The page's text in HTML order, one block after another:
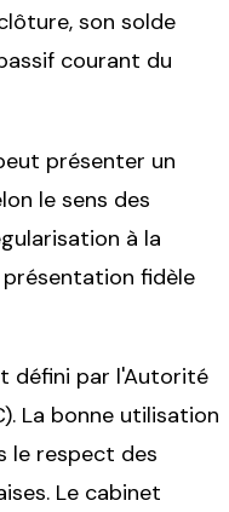
son solde
courant du
présenter un
le sens des
à la
fidèle
défini par l'Autorité
La bonne utilisation
le respect des
Le cabinet